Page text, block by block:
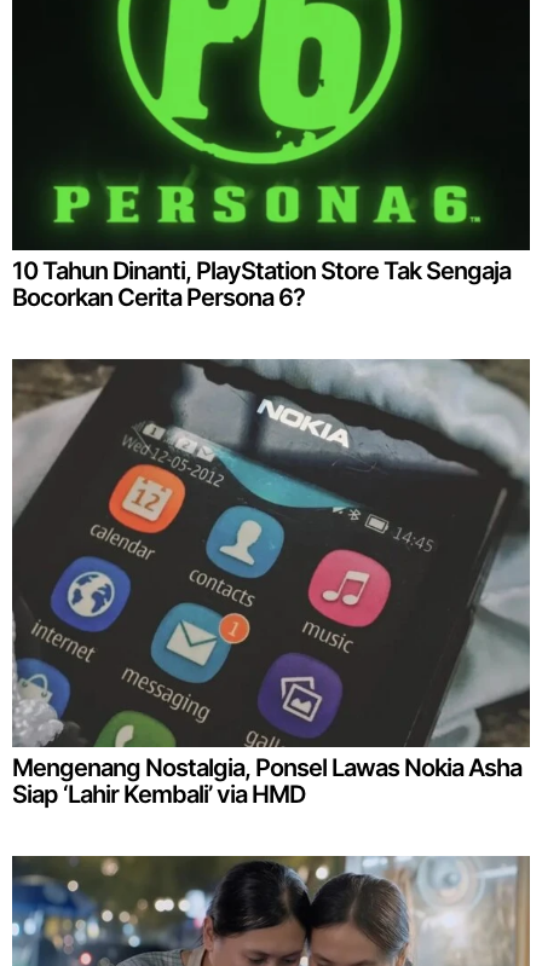
10 Tahun Dinanti, PlayStation Store Tak Sengaja
Bocorkan Cerita Persona 6?
Mengenang Nostalgia, Ponsel Lawas Nokia Asha
Siap ‘Lahir Kembali’ via HMD